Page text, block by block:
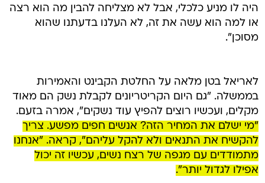
היה לו מניע כלכלי, אבל לא מצליחה להבין מה הוא רצה
או למה הוא עשה את זה, לא העלנו בדעתנו שהוא
מסוכן".
לאריאל בטן מלאה על החלטת הקבינט והאמירות
בממשלה. "גם היום הקריטריונים לקבלת נשק הם מאוד
מקלים, ועכשיו רוצים להפיץ עוד נשקים", אמרה בזעם.
"מי ישלם את המחיר הזה? אנשים חפים מפשע. צריך
להקשיח את התנאים ולא להקל עליהם", קראה. "אנחנו
מתמודדים עם מגפה של רצח נשים, עכשיו זה יכול
אפילו לגדול יותר".